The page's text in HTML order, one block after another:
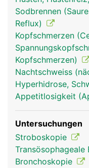
Mittelohr herstellt
beim Schlucken
Rachen Frau
Sodbrennen
Reflux)
Kopfschmerzen
Kopfschmerzen)
Nachtschweiss
Hyperhidrose,
Appetitlosigkeit
Untersuchungen
Stroboskopie
Bronchoskopie